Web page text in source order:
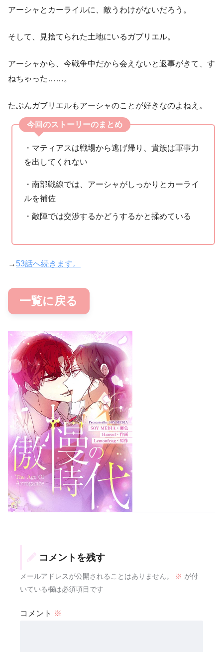
アーシャとカーライルに、敵うわけがないだろう。
そして、見捨てられた土地にいるガブリエル。
アーシャから、今戦争中だから会えないと返事がきて、す
ねちゃった……。
たぶんガブリエルもアーシャのことが好きなのよねえ。
今回のストーリーのまとめ
・マティアスは戦場から逃げ帰り、貴族は軍事力
を出してくれない
・南部戦線では、アーシャがしっかりとカーライ
ルを補佐
・敵陣では交渉するかどうするかと揉めている
→ 53話へ続きます。
一覧に戻る
コメントを残す
メールアドレスが公開されることはありません。 ※ が付
いている欄は必須項目です
コメント ※